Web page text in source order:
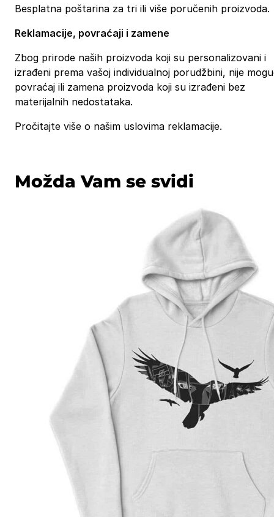
Besplatna poštarina za tri ili više poručenih proizvoda.
Reklamacije, povraćaji i zamene
Zbog prirode naših proizvoda koji su personalizovani i
izrađeni prema vašoj individualnoj porudžbini, nije
povraćaj ili zamena proizvoda koji su izrađeni bez
materijalnih nedostataka.
Pročitajte više o našim uslovima reklamacije.
Možda Vam se svidi